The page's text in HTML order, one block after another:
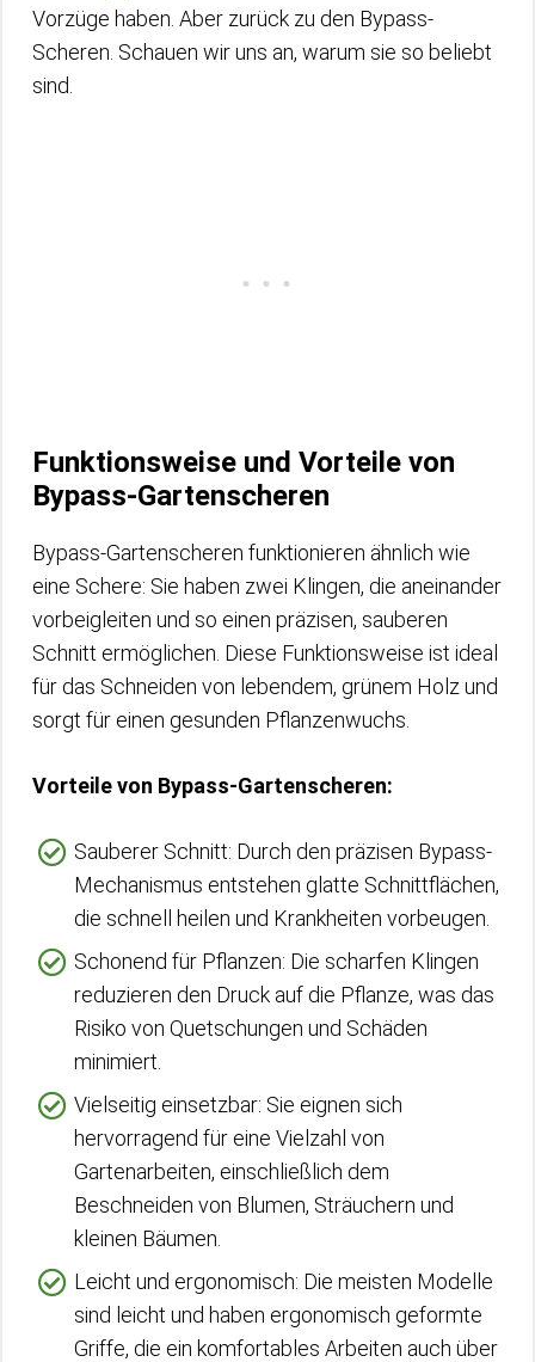
Vorzüge haben. Aber zurück zu den Bypass-
Scheren. Schauen wir uns an, warum sie so beliebt
sind.
Funktionsweise und Vorteile von
Bypass-Gartenscheren
Bypass-Gartenscheren funktionieren ähnlich wie
eine Schere: Sie haben zwei Klingen, die aneinander
vorbeigleiten und so einen präzisen, sauberen
Schnitt ermöglichen. Diese Funktionsweise ist ideal
für das Schneiden von lebendem, grünem Holz und
sorgt für einen gesunden Pflanzenwuchs.
Vorteile von Bypass-Gartenscheren:
Sauberer Schnitt: Durch den präzisen Bypass-
Mechanismus entstehen glatte Schnittflächen,
die schnell heilen und Krankheiten vorbeugen.
Schonend für Pflanzen: Die scharfen Klingen
reduzieren den Druck auf die Pflanze, was das
Risiko von Quetschungen und Schäden
minimiert.
Vielseitig einsetzbar: Sie eignen sich
hervorragend für eine Vielzahl von
Gartenarbeiten, einschließlich dem
Beschneiden von Blumen, Sträuchern und
kleinen Bäumen.
Leicht und ergonomisch: Die meisten Modelle
sind leicht und haben ergonomisch geformte
Griffe, die ein komfortables Arbeiten auch über